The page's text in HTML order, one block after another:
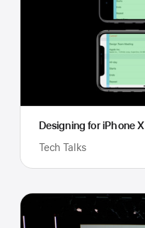
Designing for iPhone X
Tech Talks